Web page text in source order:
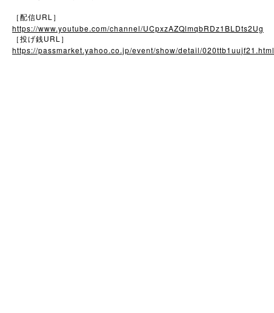
［配信URL ］
https://www.youtube.com/channel/UCpxzAZQlmqbRDz1BLDts2Ug
［投げ銭URL ］
https://passmarket.yahoo.co.jp/event/show/detail/020ttb1uujf21.html